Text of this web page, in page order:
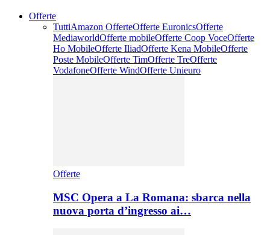
Offerte
TuttiAmazon OfferteOfferte EuronicsOfferte
MediaworldOfferte mobileOfferte Coop VoceOfferte
Ho MobileOfferte IliadOfferte Kena MobileOfferte
Poste MobileOfferte TimOfferte TreOfferte
VodafoneOfferte WindOfferte Unieuro
Offerte
MSC Opera a La Romana: sbarca nella
nuova porta d’ingresso ai…